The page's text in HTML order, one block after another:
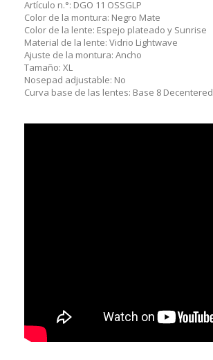
Artículo n.°: DGO 11 OSSGLP
Color de la montura: Negro Mate
Color de la lente: Espejo plateado y Sunrise
Material de la lente: Vidrio Lightwave
Ajuste de la montura: Ancho
Tamaño: XL
Nosepad adjustable: No
Curva base de las lentes: Base 8 Decentered